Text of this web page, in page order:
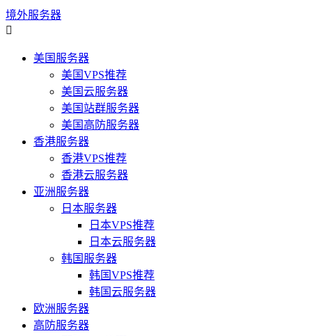
境外服务器

美国服务器
美国VPS推荐
美国云服务器
美国站群服务器
美国高防服务器
香港服务器
香港VPS推荐
香港云服务器
亚洲服务器
日本服务器
日本VPS推荐
日本云服务器
韩国服务器
韩国VPS推荐
韩国云服务器
欧洲服务器
高防服务器